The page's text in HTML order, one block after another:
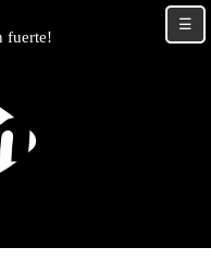
fuerte!
☰